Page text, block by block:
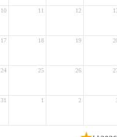
10 11 12
17 18 19
24 25 26
31 1 2